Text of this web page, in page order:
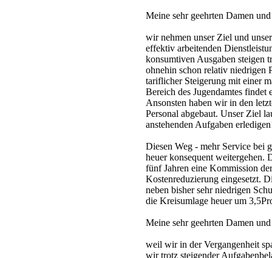
Meine sehr geehrten Damen
wir nehmen unser Ziel und
effektiv arbeitenden
konsumtiven Ausgaben steigen
ohnehin schon relativ niedrigen
tariflicher Steigerung mit einer
Bereich des Jugendamtes findet
Ansonsten haben wir in den
Personal abgebaut. Unser Ziel
anstehenden Aufgaben
Diesen Weg - mehr Service bei
heuer konsequent weitergehen.
fünf Jahren eine Kommission
Kostenreduzierung eingesetzt.
neben bisher sehr niedrigen
die Kreisumlage heuer um
Meine sehr geehrten Damen
weil wir in der Vergangenheit
wir trotz steigender